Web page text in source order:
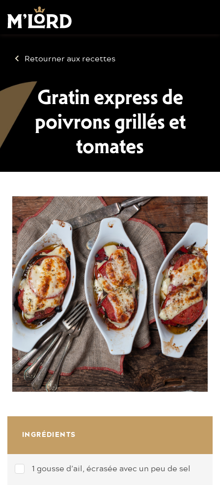
Retourner aux recettes
Gratin express de
poivrons grillés et
tomates
INGRÉDIENTS
1 gousse d’ail, écrasée avec un peu de sel